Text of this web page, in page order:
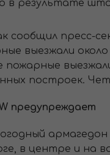
в результате
сообщил пресс-
выезжали
пожарные
построек.
предупреждает
армагедон
в центре и на